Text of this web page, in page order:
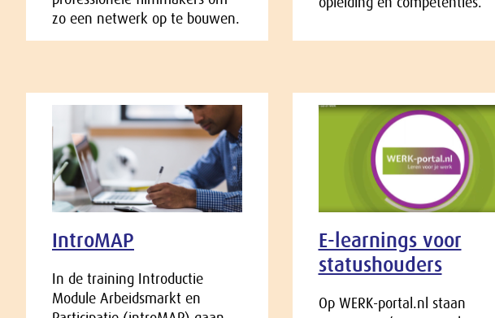
zo een netwerk op te bouwen.
IntroMAP
In de training Introductie
Module Arbeidsmarkt en
E-learnings voor
statushouders
Op WERK-portal.nl staan